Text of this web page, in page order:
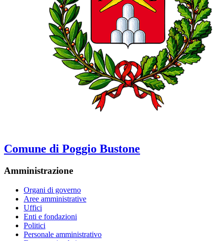
Comune di Poggio Bustone
Amministrazione
Organi di governo
Aree amministrative
Uffici
Enti e fondazioni
Politici
Personale amministrativo